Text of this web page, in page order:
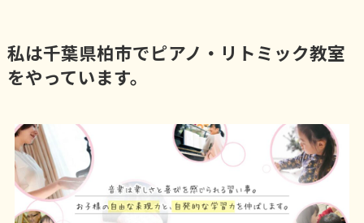
私は千葉県柏市でピアノ・リトミック教室
をやっています。